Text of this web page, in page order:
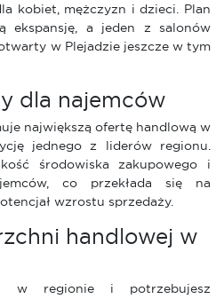
kobiet, mężczyzn i dzieci. Plan
ekspansję, a jeden z salonów
w Plejadzie jeszcze w tym
dla najemców
największą ofertę handlową w
jednego z liderów regionu.
środowiska zakupowego i
co przekłada się na
wzrostu sprzedaży.
handlowej w
w regionie i potrzebujesz